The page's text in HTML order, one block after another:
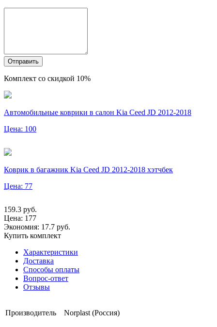
Отправить
Комплект со скидкой 10%
Автомобильные коврики в салон Kia Ceed JD 2012-2018
Цена: 100
Коврик в багажник Kia Ceed JD 2012-2018 хэтчбек
Цена: 77
159.3 руб.
Цена: 177
Экономия: 17.7 руб.
Купить комплект
Характеристики
Доставка
Способы оплаты
Вопрос-ответ
Отзывы
Производитель Norplast (Россия)